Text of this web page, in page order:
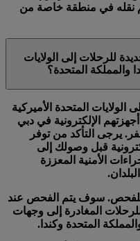
نقله في منطقة خاصة من
للرحلات إلى الولايات
والمملكة المتحدة؟
المتحدة الأميركية
الإلكترونية في دبي
يرجى التأكد من توفر
قبل وصولك إلى
الأمنية المعززة
سوف يتم الفحص عند
المغادرة إلى وجهات
المتحدة وكندا.